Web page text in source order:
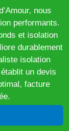
nous
performants.
et isolation
durablement
isolation
un devis
facture